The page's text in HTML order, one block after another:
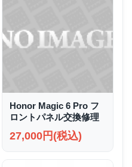
Honor Magic 6 Pro フ
ロントパネル交換修理
27,000円(税込)